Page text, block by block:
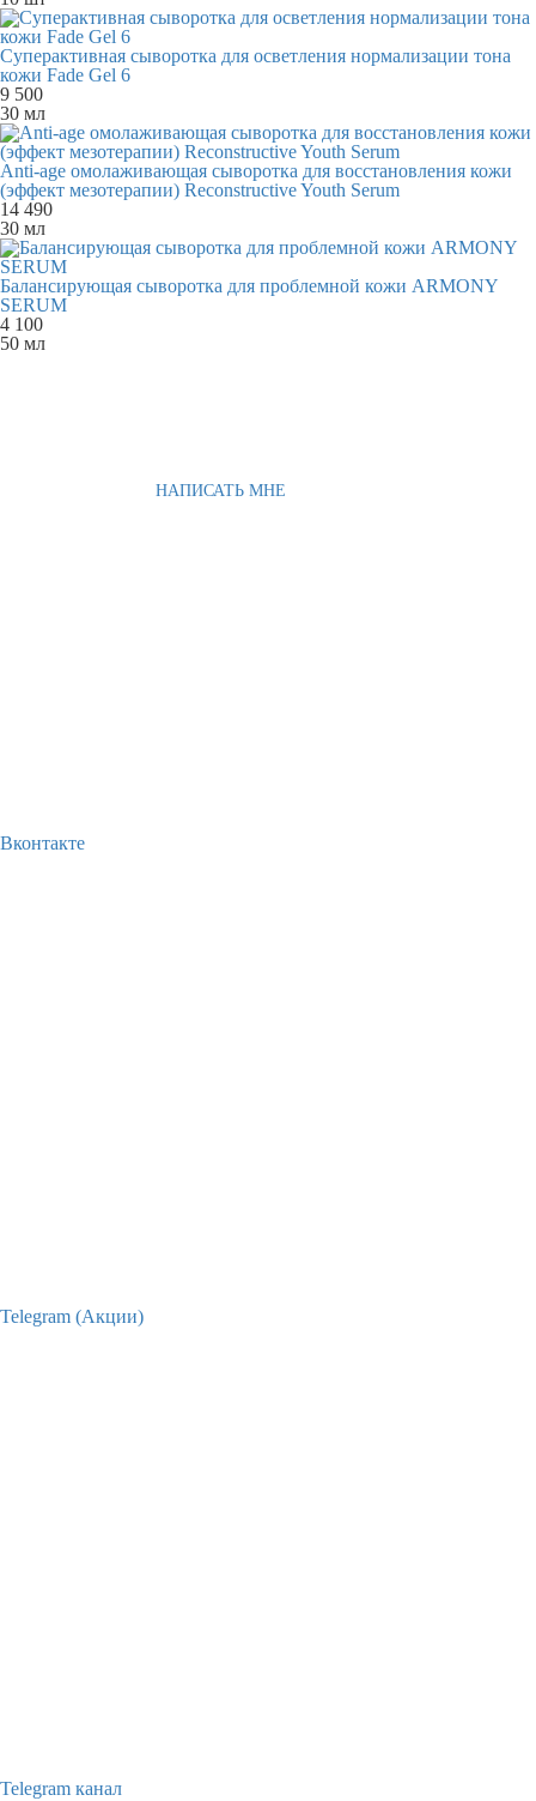
Суперактивная сыворотка для осветления нормализации тона
кожи Fade Gel 6
9 500
30 мл
Anti-age омолаживающая сыворотка для восстановления кожи
(эффект мезотерапии) Reconstructive Youth Serum
14 490
30 мл
Балансирующая сыворотка для проблемной кожи ARMONY
SERUM
4 100
50 мл
НАПИСАТЬ МНЕ
Вконтакте
Telegram (Акции)
Telegram канал